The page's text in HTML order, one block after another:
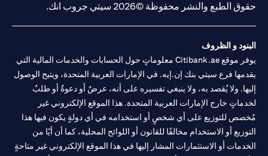
حقوق الطبع والنشر محفوظة ©2026 سيتي جروب انك.
البنود و الظروف
يوفر موقع Citibank.ae معلوماتٍ حول الحسابات والخدمات المالية التي
يقدمها فرع سيتي بنك إن.إيه. في الإمارات العربية المتحدة، ويتيح الوصول
إليها. ولا يُقصد به، ولا ينبغي تفسيره على أنه، عرضٌ أو دعوةٌ أو طلبٌ
لخدماتٍ خارج الإمارات العربية المتحدة. هذا الموقع الإلكتروني غير
مُخصص للتوزيع على أي شخصٍ أو استخدامه في أي دولةٍ يكون فيها هذا
التوزيع أو الاستخدام مخالفًا للقانون أو اللوائح المحلية، كما أن أيًا من
الخدمات أو الاستثمارات المشار إليها في هذا الموقع الإلكتروني غير متاحةٍ